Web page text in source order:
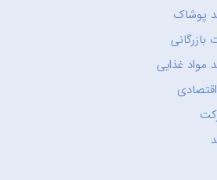
پوشاک
بازرگانی
مواد غذایی